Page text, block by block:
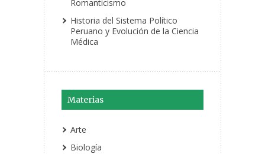
Romanticismo
Historia del Sistema Político
Peruano y Evolución de la Ciencia
Médica
Materias
Arte
Biología